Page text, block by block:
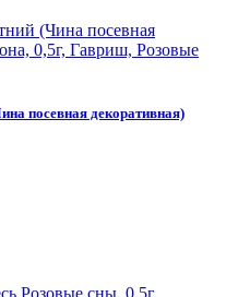
посевная декоративная)